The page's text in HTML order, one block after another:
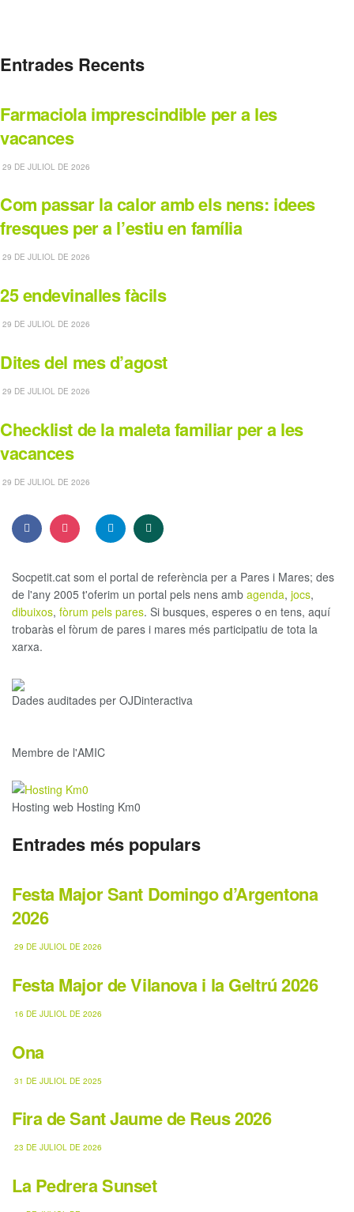
Entrades Recents
Farmaciola imprescindible per a les
vacances
29 DE JULIOL DE 2026
Com passar la calor amb els nens: idees
fresques per a l’estiu en família
29 DE JULIOL DE 2026
25 endevinalles fàcils
29 DE JULIOL DE 2026
Dites del mes d’agost
29 DE JULIOL DE 2026
Checklist de la maleta familiar per a les
vacances
29 DE JULIOL DE 2026
Socpetit.cat som el portal de referència per a Pares i Mares; des
de l'any 2005 t'oferim un portal pels nens amb agenda, jocs,
dibuixos, fòrum pels pares. Si busques, esperes o en tens, aquí
trobaràs el fòrum de pares i mares més participatiu de tota la
xarxa.
Dades auditades per OJDinteractiva
Membre de l'AMIC
Hosting web Hosting Km0
Entrades més populars
Festa Major Sant Domingo d’Argentona
2026
29 DE JULIOL DE 2026
Festa Major de Vilanova i la Geltrú 2026
16 DE JULIOL DE 2026
Ona
31 DE JULIOL DE 2025
Fira de Sant Jaume de Reus 2026
23 DE JULIOL DE 2026
La Pedrera Sunset